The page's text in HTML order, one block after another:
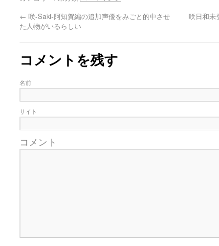
← 咲-Saki-阿知賀編の追加声優をみごと的中させ
た人物がいるらしい
咲日和
コメントを残す
名前
サイト
コメント